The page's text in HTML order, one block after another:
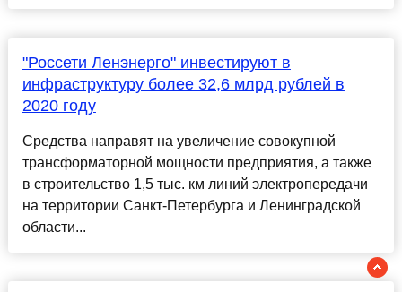
"Россети Ленэнерго" инвестируют в
инфраструктуру более 32,6 млрд рублей в
2020 году
Средства направят на увеличение совокупной
трансформаторной мощности предприятия, а также
в строительство 1,5 тыс. км линий электропередачи
на территории Санкт-Петербурга и Ленинградской
области...